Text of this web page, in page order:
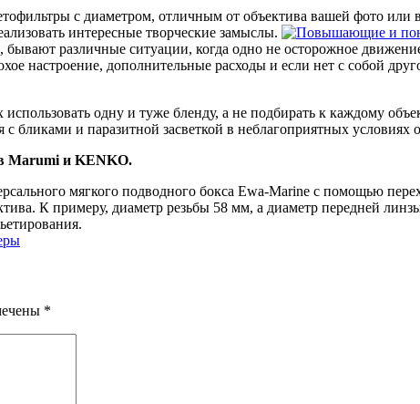
с диаметром, отличным от объектива вашей фото
интересные творческие замыслы.
бывают различные ситуации, когда одно не осторожное
настроение, дополнительные расходы и если нет с собой
одну и туже бленду, а не подбирать к каждому
бликами и паразитной засветкой в неблагоприятных условиях
Marumi и KENKO.
мягкого подводного бокса Ewa-Marine c помощью
К примеру, диаметр резьбы 58 мм, а диаметр передней
*